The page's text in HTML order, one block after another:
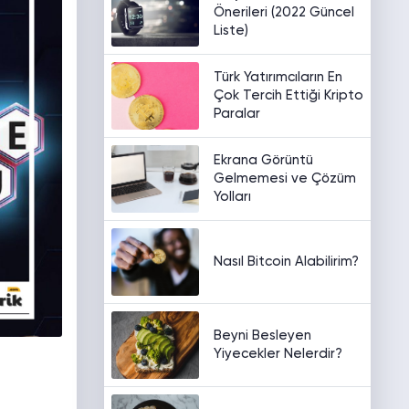
Önerileri (2022 Güncel
Liste)
Türk Yatırımcıların En
Çok Tercih Ettiği Kripto
Paralar
Ekrana Görüntü
Gelmemesi ve Çözüm
Yolları
Nasıl Bitcoin Alabilirim?
Beyni Besleyen
Yiyecekler Nelerdir?